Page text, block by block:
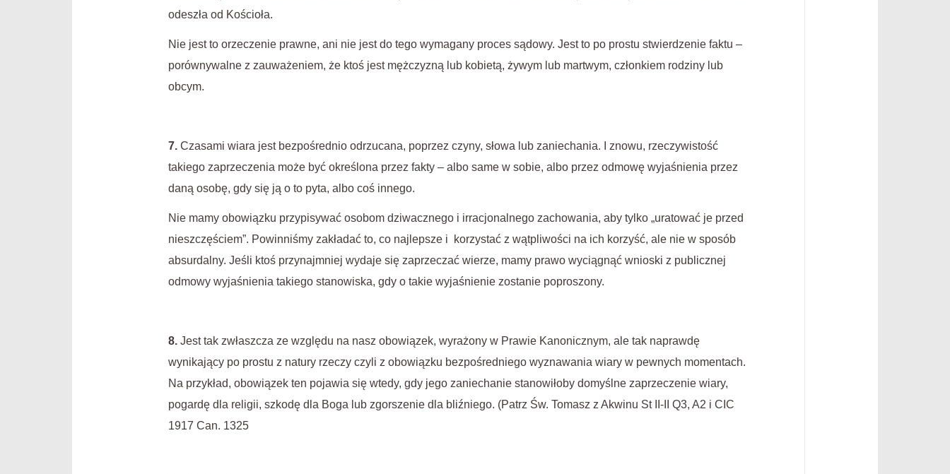
odeszła od Kościoła.
Nie jest to orzeczenie prawne, ani nie jest do tego wymagany proces sądowy. Jest to po prostu stwierdzenie faktu –
porównywalne z zauważeniem, że ktoś jest mężczyzną lub kobietą, żywym lub martwym, członkiem rodziny lub
obcym.
7. Czasami wiara jest bezpośrednio odrzucana, poprzez czyny, słowa lub zaniechania. I znowu, rzeczywistość
takiego zaprzeczenia może być określona przez fakty – albo same w sobie, albo przez odmowę wyjaśnienia przez
daną osobę, gdy się ją o to pyta, albo coś innego.
Nie mamy obowiązku przypisywać osobom dziwacznego i irracjonalnego zachowania, aby tylko „uratować je przed
nieszczęściem”. Powinniśmy zakładać to, co najlepsze i korzystać z wątpliwości na ich korzyść, ale nie w sposób
absurdalny. Jeśli ktoś przynajmniej wydaje się zaprzeczać wierze, mamy prawo wyciągnąć wnioski z publicznej
odmowy wyjaśnienia takiego stanowiska, gdy o takie wyjaśnienie zostanie poproszony.
8. Jest tak zwłaszcza ze względu na nasz obowiązek, wyrażony w Prawie Kanonicznym, ale tak naprawdę
wynikający po prostu z natury rzeczy czyli z obowiązku bezpośredniego wyznawania wiary w pewnych momentach.
Na przykład, obowiązek ten pojawia się wtedy, gdy jego zaniechanie stanowiłoby domyślne zaprzeczenie wiary,
pogardę dla religii, szkodę dla Boga lub zgorszenie dla bliźniego. (Patrz Św. Tomasz z Akwinu St II-II Q3, A2 i CIC
1917 Can. 1325